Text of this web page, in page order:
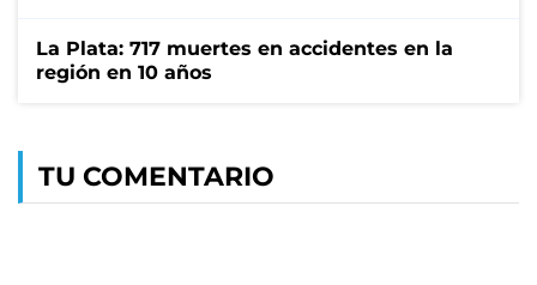
La Plata: 717 muertes en accidentes en la
región en 10 años
TU COMENTARIO